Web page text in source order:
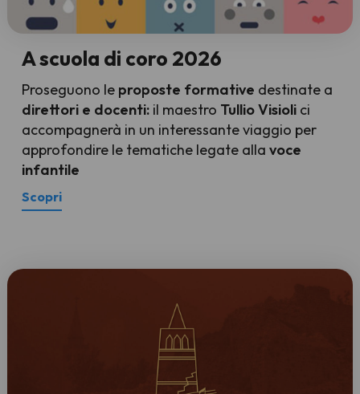
A scuola di coro 2026
Proseguono le proposte formative destinate a
direttori e docenti: il maestro Tullio Visioli ci
accompagnerà in un interessante viaggio per
approfondire le tematiche legate alla voce
infantile
Scopri